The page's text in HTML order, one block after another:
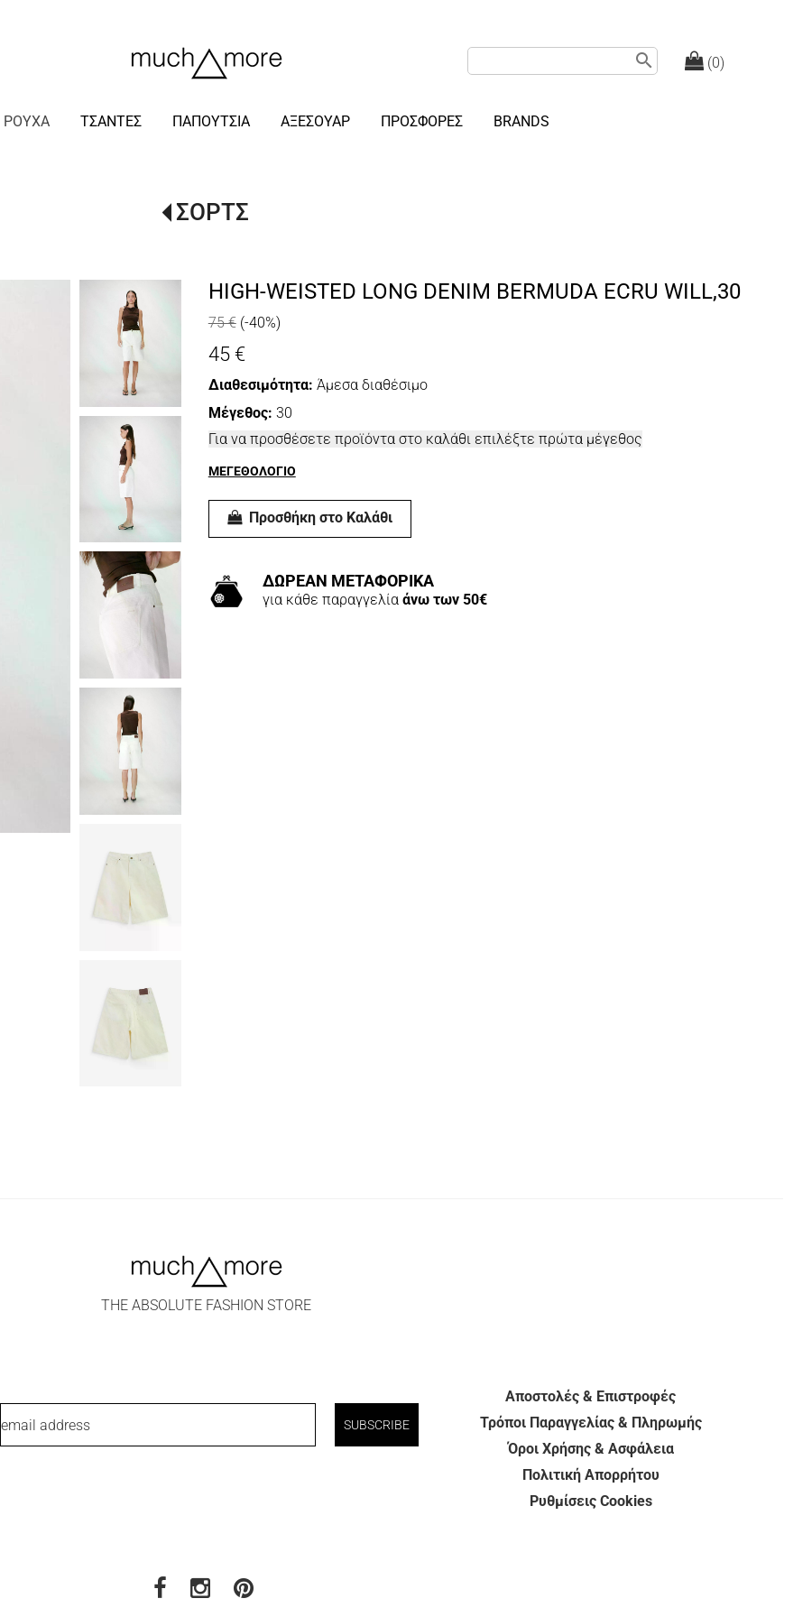
(0)
search
ΡΟΥΧΑ ΤΣΑΝΤΕΣ ΠΑΠΟΥΤΣΙΑ ΑΞΕΣΟΥΑΡ ΠΡΟΣΦΟΡΕΣ BRANDS
ΣΟΡΤΣ
HIGH-WEISTED LONG DENIM BERMUDA ECRU WILL,30
75 € (-40%)
45 €
Διαθεσιμότητα: Άμεσα διαθέσιμο
Μέγεθος: 30
Για να προσθέσετε προϊόντα στο καλάθι επιλέξτε πρώτα μέγεθος
ΜΕΓΕΘΟΛΟΓΙΟ
Προσθήκη στο Καλάθι
ΔΩΡΕΑΝ ΜΕΤΑΦΟΡΙΚΑ
για κάθε παραγγελία άνω των 50€
THE ABSOLUTE FASHION STORE
email address SUBSCRIBE
Αποστολές & Επιστροφές
Τρόποι Παραγγελίας & Πληρωμής
Όροι Χρήσης & Ασφάλεια
Πολιτική Απορρήτου
Ρυθμίσεις Cookies